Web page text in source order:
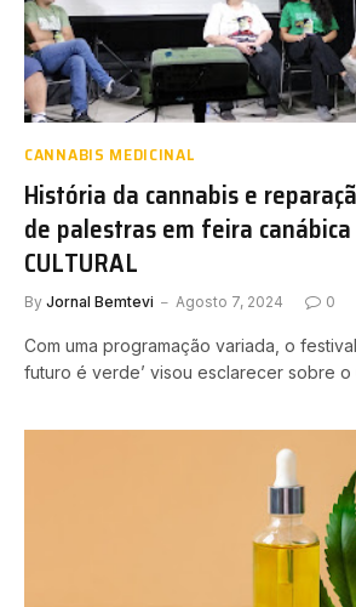
CANNABIS MEDICINAL
História da cannabis e
de palestras em feira canábica
CULTURAL
By Jornal Bemtevi Agosto 7, 2024 0
Com uma programação variada, o festival
futuro é verde’ visou esclarecer sobre